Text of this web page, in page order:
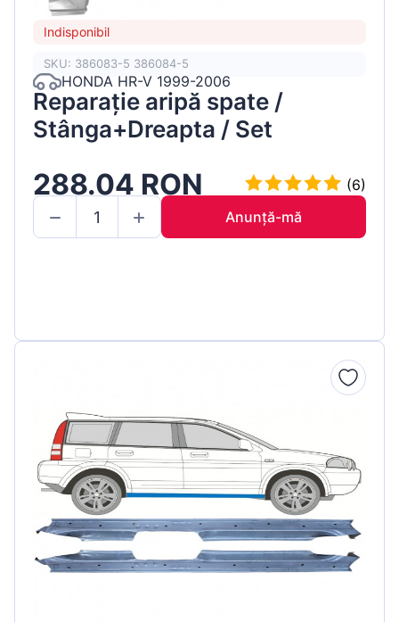
Indisponibil
SKU: 386083-5 386084-5
HONDA HR-V 1999-2006
Reparație aripă spate /
Stânga+Dreapta / Set
288.04 RON
(6)
Anunță-mă